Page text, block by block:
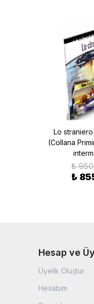
Lo
(Collana
₺
₺
Hesap ve
Üyelik Oluştur
Hesabım